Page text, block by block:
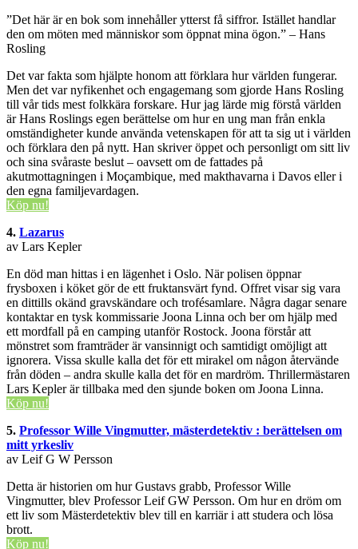
”Det här är en bok som innehåller ytterst få siffror. Istället handlar
den om möten med människor som öppnat mina ögon.” – Hans
Rosling
Det var fakta som hjälpte honom att förklara hur världen fungerar.
Men det var nyfikenhet och engagemang som gjorde Hans Rosling
till vår tids mest folkkära forskare. Hur jag lärde mig förstå världen
är Hans Roslings egen berättelse om hur en ung man från enkla
omständigheter kunde använda vetenskapen för att ta sig ut i världen
och förklara den på nytt. Han skriver öppet och personligt om sitt liv
och sina svåraste beslut – oavsett om de fattades på
akutmottagningen i Moçambique, med makthavarna i Davos eller i
den egna familjevardagen.
Köp nu!
4. Lazarus
av Lars Kepler
En död man hittas i en lägenhet i Oslo. När polisen öppnar
frysboxen i köket gör de ett fruktansvärt fynd. Offret visar sig vara
en dittills okänd gravskändare och trofésamlare. Några dagar senare
kontaktar en tysk kommissarie Joona Linna och ber om hjälp med
ett mordfall på en camping utanför Rostock. Joona förstår att
mönstret som framträder är vansinnigt och samtidigt omöjligt att
ignorera. Vissa skulle kalla det för ett mirakel om någon återvände
från döden – andra skulle kalla det för en mardröm. Thrillermästaren
Lars Kepler är tillbaka med den sjunde boken om Joona Linna.
Köp nu!
5. Professor Wille Vingmutter, mästerdetektiv : berättelsen om
mitt yrkesliv
av Leif G W Persson
Detta är historien om hur Gustavs grabb, Professor Wille
Vingmutter, blev Professor Leif GW Persson. Om hur en dröm om
ett liv som Mästerdetektiv blev till en karriär i att studera och lösa
brott.
Köp nu!